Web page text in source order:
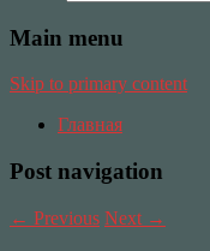
Main menu
Skip to primary content
Главная
Post navigation
← Previous Next →